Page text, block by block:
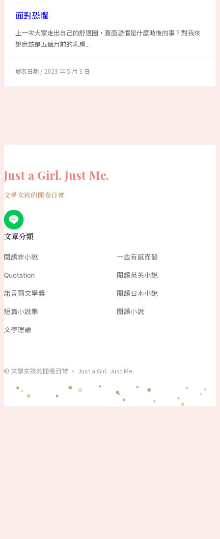
面對恐懼
上一次大家走出自己的舒適圈，直面恐懼是什麼時後的事？對我來
說應該是五個月前的乳房...
2023 年 5 月 3 日
Just a Girl. Just Me.
文學女孩的開卷日常
文章分類
閱讀非小說 一些有感而發
Quotation 閱讀英美小說
諾貝爾文學獎 閱讀日本小說
短篇小說集 閱讀小說
文學理論
© 文學女孩的開卷日常 · Just a Girl. Just Me.